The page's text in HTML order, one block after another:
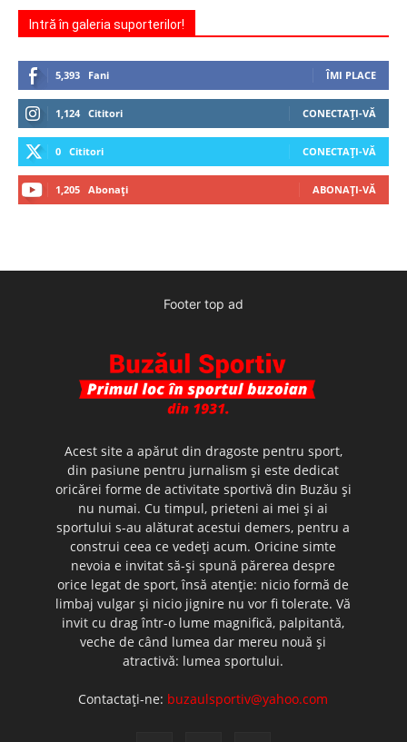
Intră în galeria suporterilor!
5,393 Fani ÎMI PLACE
1,124 Cititori CONECTAȚI-VĂ
0 Cititori CONECTAȚI-VĂ
1,205 Abonați ABONAȚI-VĂ
Footer top ad
Acest site a apărut din dragoste pentru sport,
din pasiune pentru jurnalism şi este dedicat
oricărei forme de activitate sportivă din Buzău şi
nu numai. Cu timpul, prieteni ai mei şi ai
sportului s-au alăturat acestui demers, pentru a
construi ceea ce vedeţi acum. Oricine simte
nevoia e invitat să-şi spună părerea despre
orice legat de sport, însă atenţie: nicio formă de
limbaj vulgar şi nicio jignire nu vor fi tolerate. Vă
invit cu drag într-o lume magnifică, palpitantă,
veche de când lumea dar mereu nouă şi
atractivă: lumea sportului.
Contactați-ne: buzaulsportiv@yahoo.com